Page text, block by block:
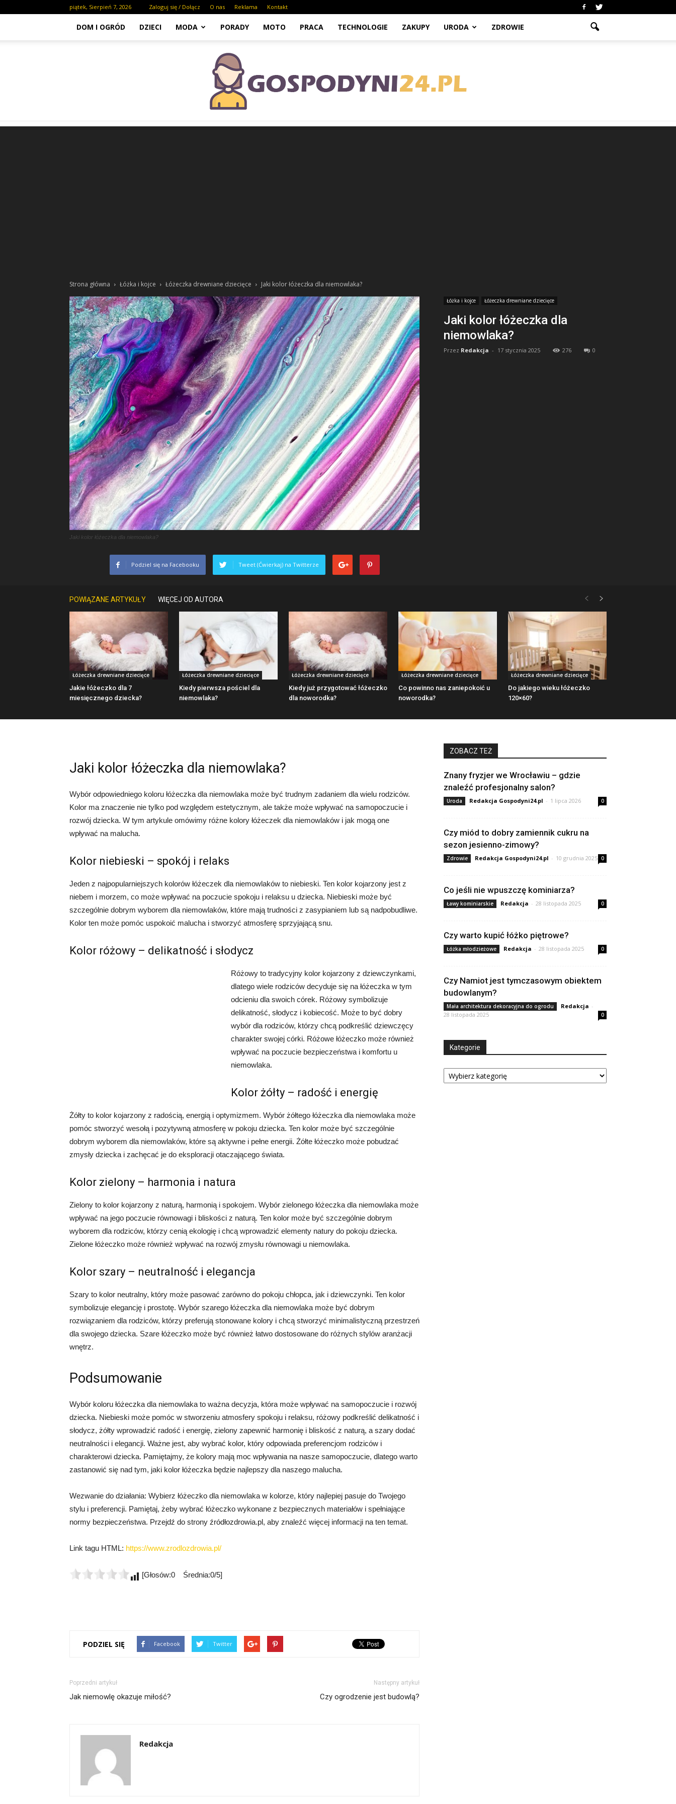
piątek, Sierpień 7, 2026 Zaloguj się / Dołącz O nas Reklama Kontakt
DOM I OGRÓD DZIECI MODA PORADY MOTO PRACA TECHNOLOGIE ZAKUPY URODA ZDROWIE
Strona główna Łóżka i kojce Łóżeczka drewniane dziecięce Jaki kolor łóżeczka dla niemowlaka?
Łóżka i kojce Łóżeczka drewniane dziecięce
Jaki kolor łóżeczka dla
niemowlaka?
Przez Redakcja - 17 stycznia 2025 276 0
Jaki kolor łóżeczka dla niemowlaka?
Podziel się na Facebooku Tweet (Ćwierkaj) na Twitterze
POWIĄZANE ARTYKUŁY WIĘCEJ OD AUTORA
Łóżeczka drewniane dziecięce
Jakie łóżeczko dla 7
miesięcznego dziecka?
Łóżeczka drewniane dziecięce
Kiedy pierwsza pościel dla
niemowlaka?
Łóżeczka drewniane dziecięce
Kiedy już przygotować łóżeczko
dla noworodka?
Łóżeczka drewniane dziecięce
Co powinno nas zaniepokoić u
noworodka?
Łóżeczka drewniane dziecięce
Do jakiego wieku łóżeczko
120×60?
Jaki kolor łóżeczka dla niemowlaka?
Wybór odpowiedniego koloru łóżeczka dla niemowlaka może być trudnym zadaniem dla wielu rodziców.
Kolor ma znaczenie nie tylko pod względem estetycznym, ale także może wpływać na samopoczucie i
rozwój dziecka. W tym artykule omówimy różne kolory łóżeczek dla niemowlaków i jak mogą one
wpływać na malucha.
Kolor niebieski – spokój i relaks
Jeden z najpopularniejszych kolorów łóżeczek dla niemowlaków to niebieski. Ten kolor kojarzony jest z
niebem i morzem, co może wpływać na poczucie spokoju i relaksu u dziecka. Niebieski może być
szczególnie dobrym wyborem dla niemowlaków, które mają trudności z zasypianiem lub są nadpobudliwe.
Kolor ten może pomóc uspokoić malucha i stworzyć atmosferę sprzyjającą snu.
Kolor różowy – delikatność i słodycz
Różowy to tradycyjny kolor kojarzony z dziewczynkami,
dlatego wiele rodziców decyduje się na łóżeczka w tym
odcieniu dla swoich córek. Różowy symbolizuje
delikatność, słodycz i kobiecość. Może to być dobry
wybór dla rodziców, którzy chcą podkreślić dziewczęcy
charakter swojej córki. Różowe łóżeczko może również
wpływać na poczucie bezpieczeństwa i komfortu u
niemowlaka.
Kolor żółty – radość i energię
Żółty to kolor kojarzony z radością, energią i optymizmem. Wybór żółtego łóżeczka dla niemowlaka może
pomóc stworzyć wesołą i pozytywną atmosferę w pokoju dziecka. Ten kolor może być szczególnie
dobrym wyborem dla niemowlaków, które są aktywne i pełne energii. Żółte łóżeczko może pobudzać
zmysły dziecka i zachęcać je do eksploracji otaczającego świata.
Kolor zielony – harmonia i natura
Zielony to kolor kojarzony z naturą, harmonią i spokojem. Wybór zielonego łóżeczka dla niemowlaka może
wpływać na jego poczucie równowagi i bliskości z naturą. Ten kolor może być szczególnie dobrym
wyborem dla rodziców, którzy cenią ekologię i chcą wprowadzić elementy natury do pokoju dziecka.
Zielone łóżeczko może również wpływać na rozwój zmysłu równowagi u niemowlaka.
Kolor szary – neutralność i elegancja
Szary to kolor neutralny, który może pasować zarówno do pokoju chłopca, jak i dziewczynki. Ten kolor
symbolizuje elegancję i prostotę. Wybór szarego łóżeczka dla niemowlaka może być dobrym
rozwiązaniem dla rodziców, którzy preferują stonowane kolory i chcą stworzyć minimalistyczną przestrzeń
dla swojego dziecka. Szare łóżeczko może być również łatwo dostosowane do różnych stylów aranżacji
wnętrz.
Podsumowanie
Wybór koloru łóżeczka dla niemowlaka to ważna decyzja, która może wpływać na samopoczucie i rozwój
dziecka. Niebieski może pomóc w stworzeniu atmosfery spokoju i relaksu, różowy podkreślić delikatność i
słodycz, żółty wprowadzić radość i energię, zielony zapewnić harmonię i bliskość z naturą, a szary dodać
neutralności i elegancji. Ważne jest, aby wybrać kolor, który odpowiada preferencjom rodziców i
charakterowi dziecka. Pamiętajmy, że kolory mają moc wpływania na nasze samopoczucie, dlatego warto
zastanowić się nad tym, jaki kolor łóżeczka będzie najlepszy dla naszego malucha.
Wezwanie do działania: Wybierz łóżeczko dla niemowlaka w kolorze, który najlepiej pasuje do Twojego
stylu i preferencji. Pamiętaj, żeby wybrać łóżeczko wykonane z bezpiecznych materiałów i spełniające
normy bezpieczeństwa. Przejdź do strony źródłozdrowia.pl, aby znaleźć więcej informacji na ten temat.
Link tagu HTML: https://www.zrodlozdrowia.pl/
[Głosów:0 Średnia:0/5]
PODZIEL SIĘ Facebook Twitter
Poprzedni artykuł
Jak niemowlę okazuje miłość?
Następny artykuł
Czy ogrodzenie jest budowlą?
Redakcja
ZOBACZ TEŻ
Znany fryzjer we Wrocławiu – gdzie
znaleźć profesjonalny salon?
Uroda Redakcja Gospodyni24.pl - 1 lipca 2026 0
Czy miód to dobry zamiennik cukru na
sezon jesienno-zimowy?
Zdrowie Redakcja Gospodyni24.pl - 10 grudnia 2025 0
Co jeśli nie wpuszczę kominiarza?
Ławy kominiarskie Redakcja - 28 listopada 2025 0
Czy warto kupić łóżko piętrowe?
Łóżka młodzieżowe Redakcja - 28 listopada 2025 0
Czy Namiot jest tymczasowym obiektem
budowlanym?
Mała architektura dekoracyjna do ogrodu Redakcja -
28 listopada 2025
0
Kategorie
Kategorie